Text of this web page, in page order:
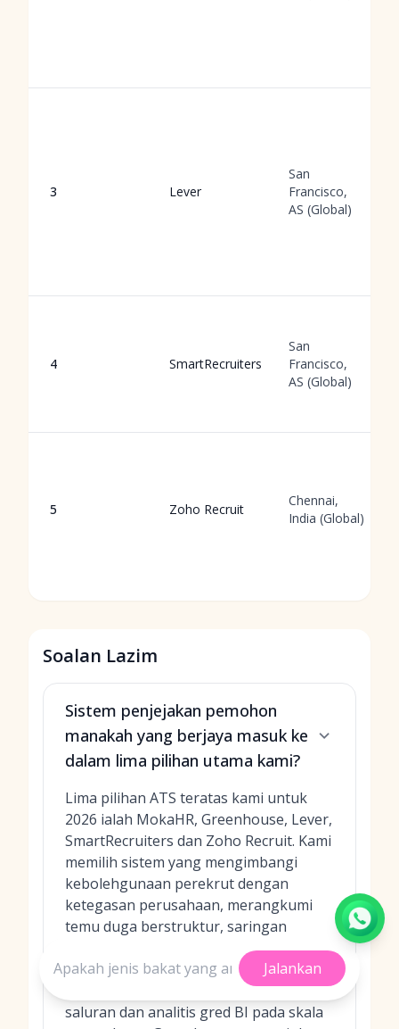
3 Lever
San
Francisco,
AS (Global)
4 SmartRecruiters
San
Francisco,
AS (Global)
5 Zoho Recruit
Chennai,
India (Global)
Soalan Lazim
Sistem penjejakan pemohon
manakah yang berjaya masuk ke
dalam lima pilihan utama kami?
Lima pilihan ATS teratas kami untuk
2026 ialah MokaHR, Greenhouse, Lever,
SmartRecruiters dan Zoho Recruit. Kami
memilih sistem yang mengimbangi
kebolehgunaan perekrut dengan
ketegasan perusahaan, merangkumi
temu duga berstruktur, saringan
dibantu AI, analitis dan kesediaan
global. MokaHR mendahului untuk
automasi asli-AI, penglibatan omni-
saluran dan analitis gred BI pada skala
Jalankan